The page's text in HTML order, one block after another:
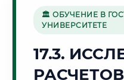
специальности"
Стоимость по программам
Стоимость по программам
🏛 ОБУЧЕНИЕ В
УНИВЕРСИТЕТЕ
17.3.